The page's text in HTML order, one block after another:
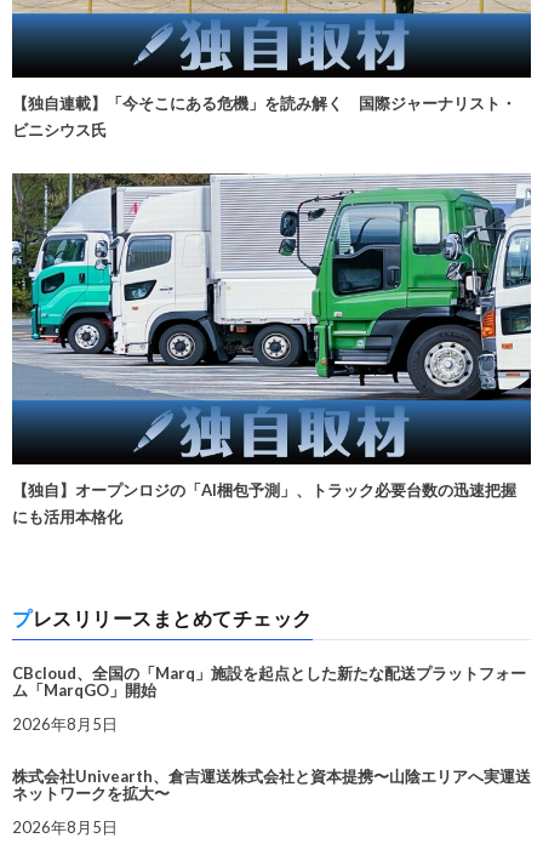
【独自連載】「今そこにある危機」を読み解く 国際ジャーナリスト・
ビニシウス氏
【独自】オープンロジの「AI梱包予測」、トラック必要台数の迅速把握
にも活用本格化
プレスリリースまとめてチェック
CBcloud、全国の「Marq」施設を起点とした新たな配送プラットフォー
ム「MarqGO」開始
2026年8月5日
株式会社Univearth、倉吉運送株式会社と資本提携〜山陰エリアへ実運送
ネットワークを拡大〜
2026年8月5日